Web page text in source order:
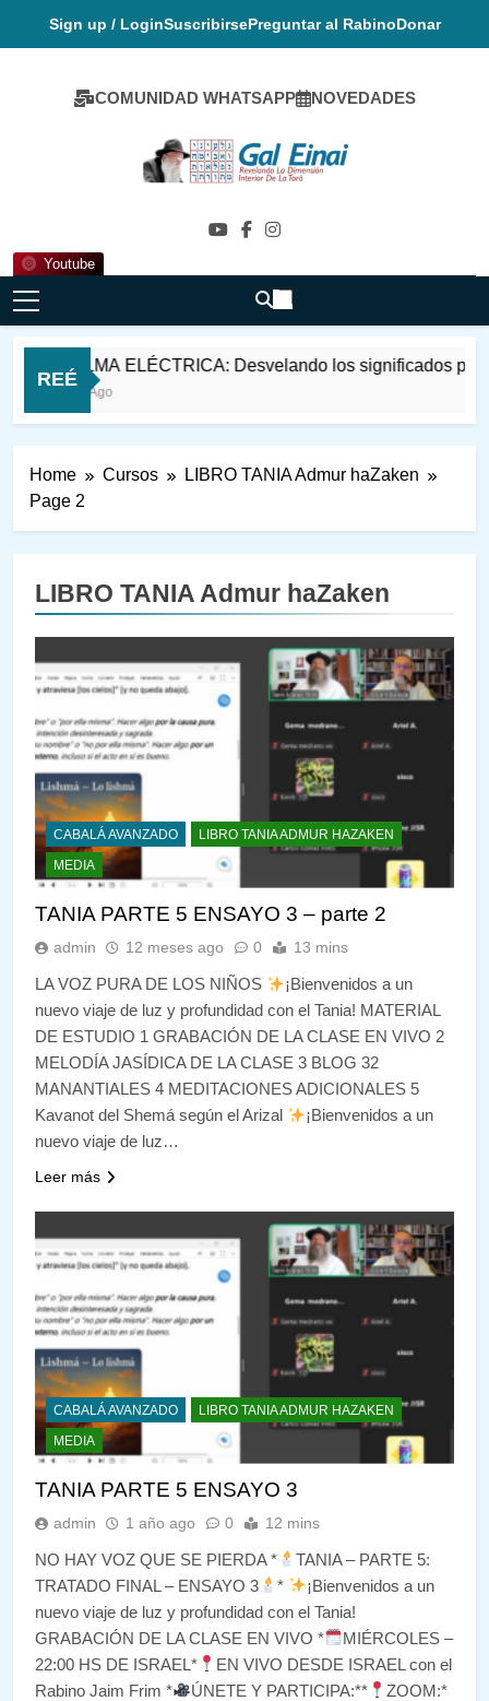
Sign up / LoginSuscribirsePreguntar al RabinoDonar
COMUNIDAD WHATSAPP NOVEDADES
Youtube
Gal Einai En
REÉ
EL ALMA ELÉCTRICA: Desvelando los significados psico-
Home Cursos
LIBRO TANIA Admur haZaken
Page 2
LIBRO TANIA Admur haZaken
CABALÁ AVANZADO
LIBRO TANIA ADMUR HAZAKEN
MEDIA
TANIA PARTE 5 ENSAYO 3 – parte 2
admin 12 meses ago 0 13 mins
LA VOZ PURA DE LOS NIÑOS
¡Bienvenidos a un
nuevo viaje de luz y profundidad con el Tania! MATERIAL
DE ESTUDIO 1 GRABACIÓN DE LA CLASE EN VIVO 2
MELODÍA JASÍDICA DE LA CLASE 3 BLOG 32
MANANTIALES 4 MEDITACIONES ADICIONALES 5
Kavanot del Shemá según el Arizal
¡Bienvenidos a un
nuevo viaje de luz…
Leer más
CABALÁ AVANZADO
LIBRO TANIA ADMUR HAZAKEN
MEDIA
TANIA PARTE 5 ENSAYO 3
admin 1 año ago 0 12 mins
NO HAY VOZ QUE SE PIERDA *
TANIA – PARTE 5:
TRATADO FINAL – ENSAYO 3
*
¡Bienvenidos a un
nuevo viaje de luz y profundidad con el Tania!
GRABACIÓN DE LA CLASE EN VIVO *
MIÉRCOLES –
22:00 HS DE ISRAEL*
EN VIVO DESDE ISRAEL con el
Rabino Jaim Frim *
ÚNETE Y PARTICIPA:**
ZOOM:*